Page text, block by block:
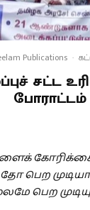
Publications ·
சட்ட
போராட்டம்
பெற
பெற